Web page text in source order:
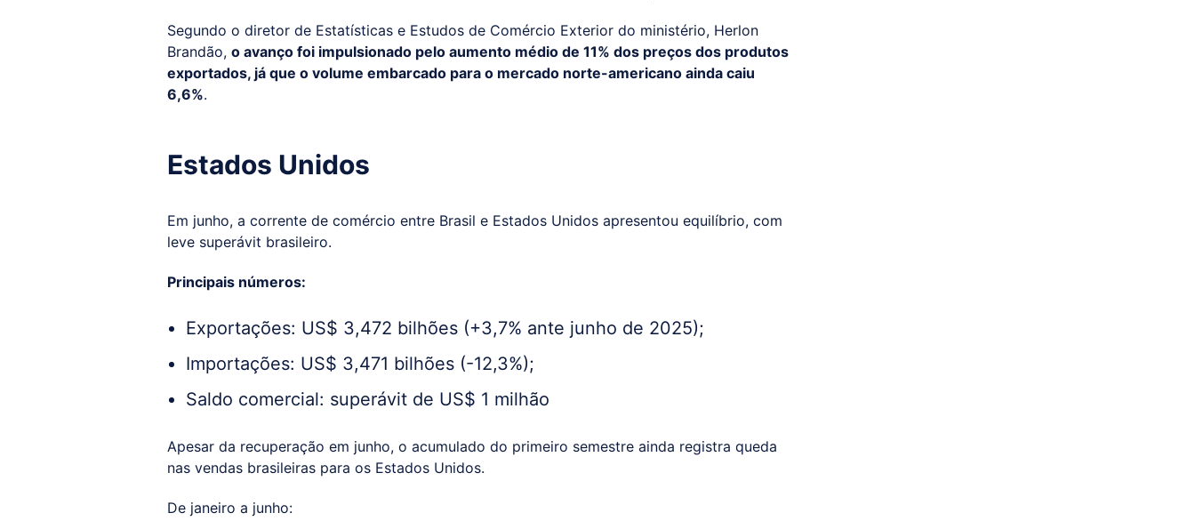
Segundo o diretor de Estatísticas e Estudos de Comércio Exterior do ministério, Herlon
Brandão, o avanço foi impulsionado pelo aumento médio de 11% dos preços dos produtos
exportados, já que o volume embarcado para o mercado norte-americano ainda caiu
6,6%.
Estados Unidos
Em junho, a corrente de comércio entre Brasil e Estados Unidos apresentou equilíbrio, com
leve superávit brasileiro.
Principais números:
Exportações: US$ 3,472 bilhões (+3,7% ante junho de 2025);
Importações: US$ 3,471 bilhões (-12,3%);
Saldo comercial: superávit de US$ 1 milhão
Apesar da recuperação em junho, o acumulado do primeiro semestre ainda registra queda
nas vendas brasileiras para os Estados Unidos.
De janeiro a junho: